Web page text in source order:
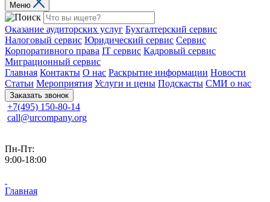
Меню
Оказание аудиторских услуг Бухгалтерский сервис
Налоговый сервис Юридический сервис Сервис
Корпоративного права IT сервис Кадровый сервис
Миграционный сервис
Главная Контакты О нас Раскрытие информации Новости
Статьи Мероприятия Услуги и цены Подскасты СМИ о нас
Заказать звонок
+7(495) 150-80-14
call@urcompany.org
Пн-Пт:
9:00-18:00
Главная